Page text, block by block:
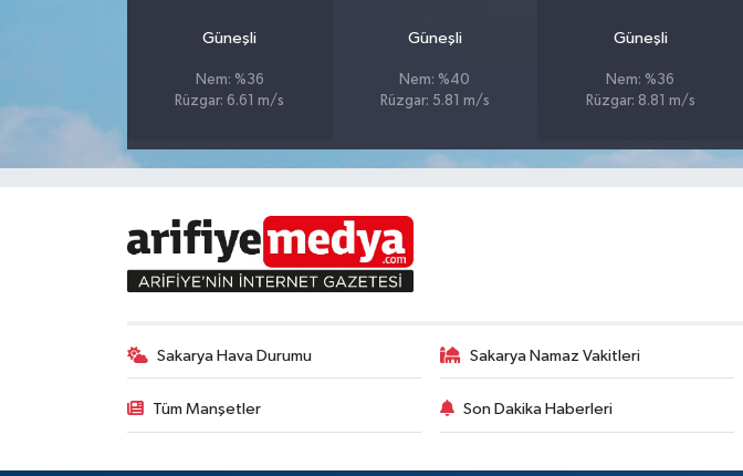
Güneşli
Nem: %36
Rüzgar: 6.61 m/s
Güneşli
Nem: %40
Rüzgar: 5.81 m/s
Güneşli
Nem: %36
Rüzgar: 8.81 m/s
Sakarya Hava Durumu Sakarya Namaz Vakitleri
Tüm Manşetler Son Dakika Haberleri